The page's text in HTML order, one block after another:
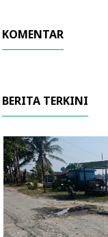
KOMENTAR
BERITA TERKINI